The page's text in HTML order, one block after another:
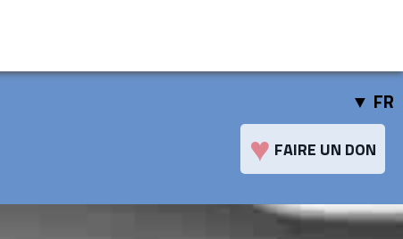
FR
♥ FAIRE UN DON